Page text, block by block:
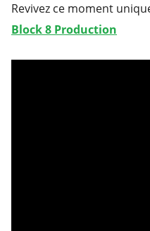
Revivez ce moment
Block 8 Production